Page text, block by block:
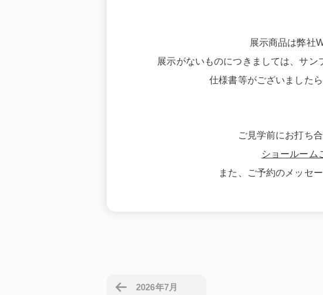
展示商品は弊社
展示がないものにつきましては、サン
仕様書等がございました
ご見学前にお打ち
ショールーム
また、ご予約のメッセ
2026年7月